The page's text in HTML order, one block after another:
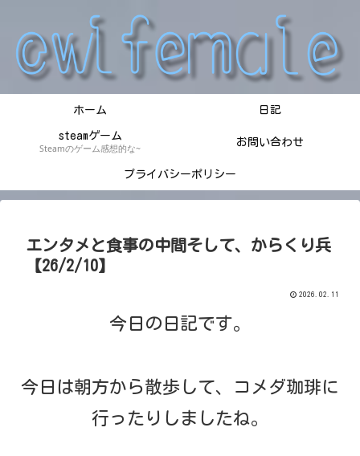
ホーム 日記
steamゲーム
Steamのゲーム感想的な~
お問い合わせ
プライバシーポリシー
エンタメと食事の中間そして、からくり兵
【26/2/10】
2026.02.11
今日の日記です。
今日は朝方から散歩して、コメダ珈琲に
行ったりしましたね。